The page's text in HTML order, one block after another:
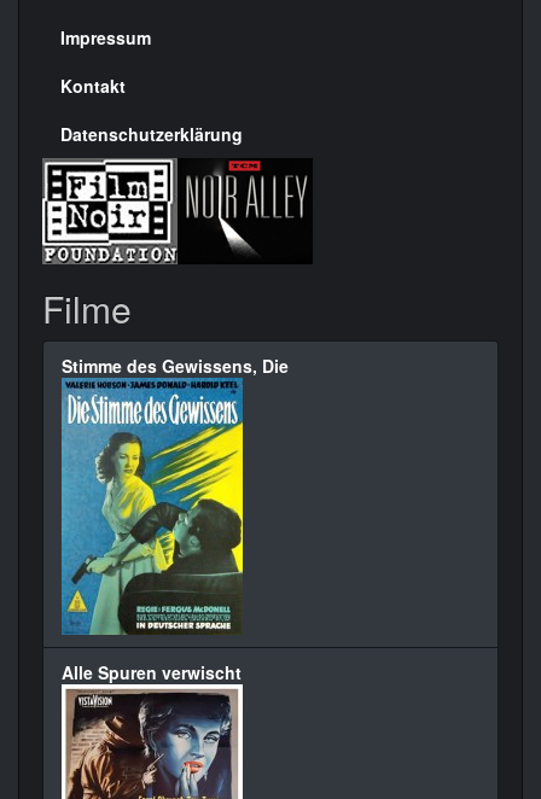
Seite
Impressum
Kontakt
Datenschutzerklärung
Filme
Stimme des Gewissens, Die
Alle Spuren verwischt